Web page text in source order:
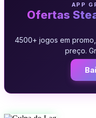
APP
Ofertas
4500+ jogos em
preço.